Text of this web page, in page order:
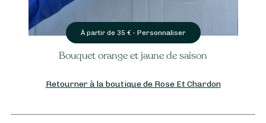
À partir de 35 € - Personnaliser
Bouquet orange et jaune de saison
Retourner à la boutique de Rose Et Chardon